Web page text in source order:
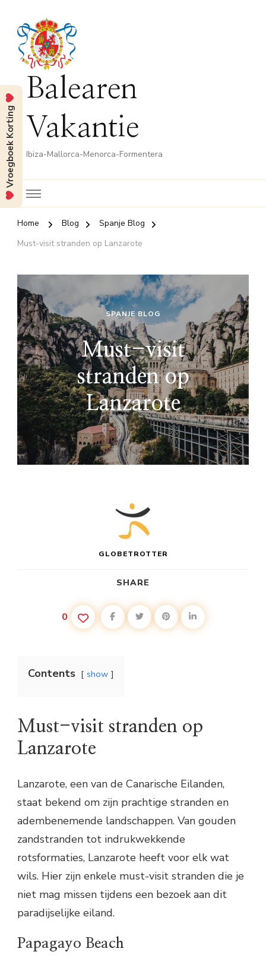
Balearen
Vakantie
Ibiza-Mallorca-Menorca-Formentera
Home Blog
Spanje Blog
Must-visit stranden op Lanzarote
SPANJE BLOG
Must-visit
stranden op
Lanzarote
GLOBETROTTER
SHARE
0
Contents show
Must-visit stranden op
Lanzarote
Lanzarote, een van de Canarische Eilanden,
staat bekend om zijn prachtige stranden en
adembenemende landschappen. Van gouden
zandstranden tot indrukwekkende
rotsformaties, Lanzarote heeft voor elk wat
wils. Hier zijn enkele must-visit stranden die je
niet mag missen tijdens een bezoek aan dit
paradijselijke eiland.
Papagayo Beach
Vroegboek Korting